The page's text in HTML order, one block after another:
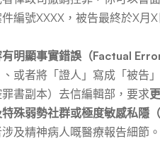
編號XXXX，被告最終於X月
明顯事實錯誤（Factual
或者將「證人」寫成「被告
罪書副本）去信編輯部，要求
殊弱勢社群或極度敏感私隱
及精神病人嘅醫療報告細節